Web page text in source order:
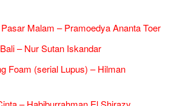
Malam – Pramoedya Ananta Toer
– Nur Sutan Iskandar
Foam (serial Lupus) – Hilman